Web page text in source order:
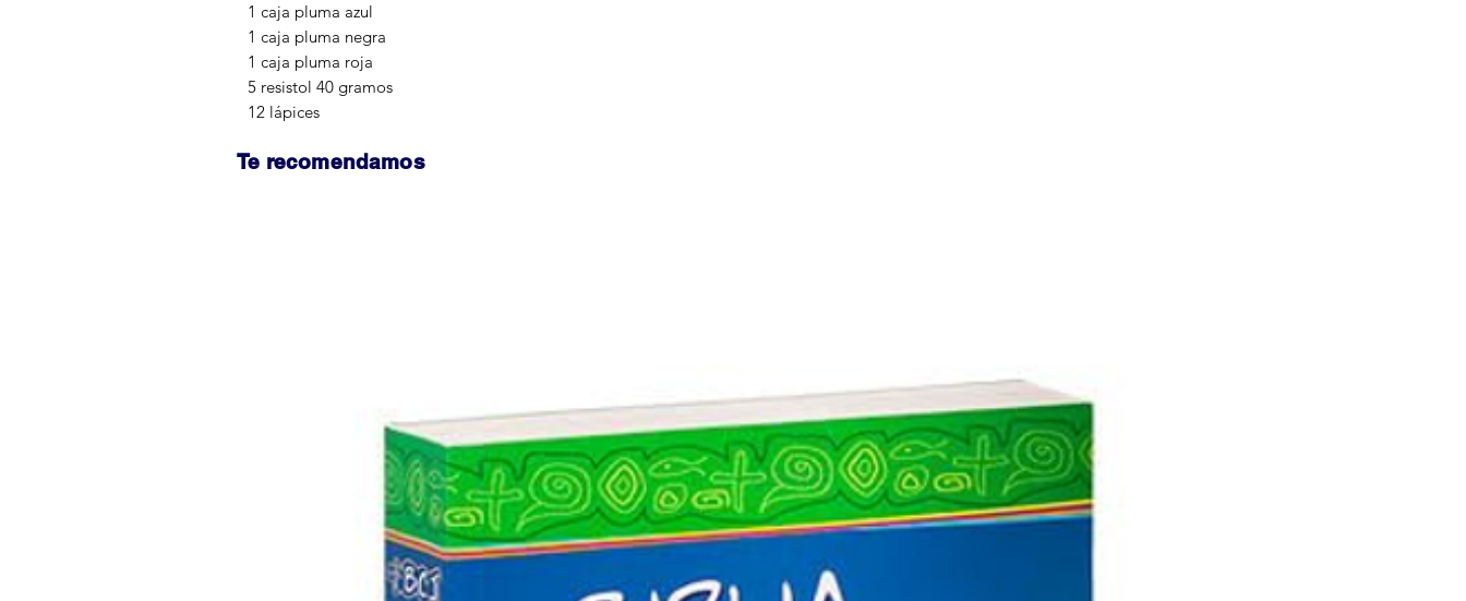
1 caja pluma azul
1 caja pluma negra
1 caja pluma roja
5 resistol 40 gramos
12 lápices
Te recomendamos